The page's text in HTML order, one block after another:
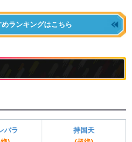
ランキングはこちら
バラ
持国天